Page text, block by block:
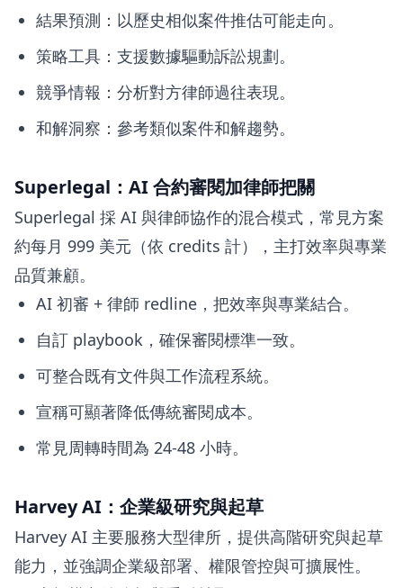
結果預測：以歷史相似案件推估可能走向。
策略工具：支援數據驅動訴訟規劃。
競爭情報：分析對方律師過往表現。
和解洞察：參考類似案件和解趨勢。
Superlegal：AI 合約審閱加律師把關
Superlegal 採 AI 與律師協作的混合模式，常見方案
約每月 999 美元（依 credits 計），主打效率與專業
品質兼顧。
AI 初審 + 律師 redline，把效率與專業結合。
自訂 playbook，確保審閱標準一致。
可整合既有文件與工作流程系統。
宣稱可顯著降低傳統審閱成本。
常見周轉時間為 24-48 小時。
Harvey AI：企業級研究與起草
Harvey AI 主要服務大型律所，提供高階研究與起草
能力，並強調企業級部署、權限管控與可擴展性。